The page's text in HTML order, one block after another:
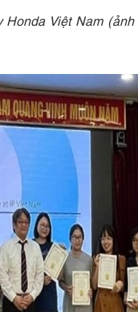
Honda Việt Nam